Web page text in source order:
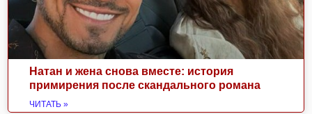
Натан и жена снова вместе: история
примирения после скандального романа
ЧИТАТЬ »